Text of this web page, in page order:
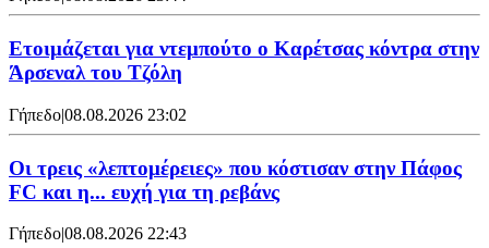
Ετοιμάζεται για ντεμπούτο ο Καρέτσας κόντρα στην
Άρσεναλ του Τζόλη
Γήπεδο|08.08.2026 23:02
Οι τρεις «λεπτομέρειες» που κόστισαν στην Πάφος
FC και η... ευχή για τη ρεβάνς
Γήπεδο|08.08.2026 22:43